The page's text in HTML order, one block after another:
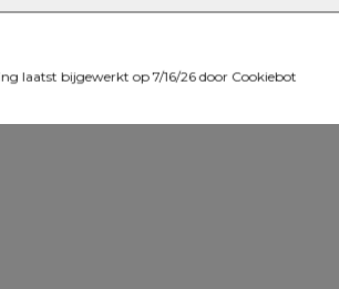
laatst bijgewerkt op 7/16/26 door Cookiebot